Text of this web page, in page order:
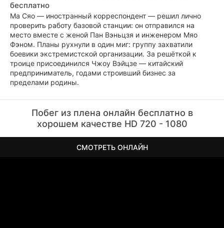
бесплатно
Ма Сяо — иностранный корреспондент — решил лично
проверить работу базовой станции: он отправился на
место вместе с женой Пан Вэньцзя и инженером Мяо
Фэном. Планы рухнули в один миг: группу захватили
боевики экстремистской организации. За решёткой к
троице присоединился Чжоу Вэйцзе — китайский
предприниматель, годами строивший бизнес за
пределами родины.
Побег из плена онлайн бесплатно в
хорошем качестве HD 720 - 1080
СМОТРЕТЬ ОНЛАЙН